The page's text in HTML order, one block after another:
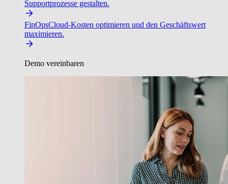
Supportprozesse gestalten.
FinOpsCloud-Kosten optimieren und den Geschäftswert
maximieren.
Demo vereinbaren